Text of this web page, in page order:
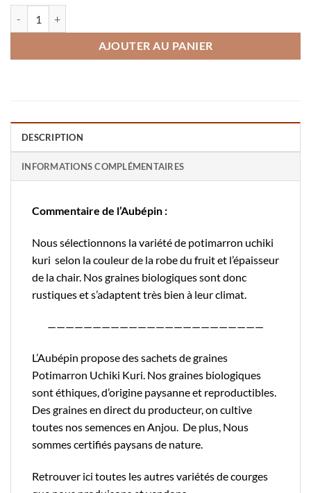
AJOUTER AU PANIER
DESCRIPTION
INFORMATIONS COMPLÉMENTAIRES
Commentaire de l’Aubépin :
Nous sélectionnons la variété de potimarron uchiki
kuri selon la couleur de la robe du fruit et l’épaisseur
de la chair. Nos graines biologiques sont donc
rustiques et s’adaptent très bien à leur climat.
————————————————————————
L’Aubépin propose des sachets de graines
Potimarron Uchiki Kuri. Nos graines biologiques
sont éthiques, d’origine paysanne et reproductibles.
Des graines en direct du producteur, on cultive
toutes nos semences en Anjou. De plus, Nous
sommes certifiés paysans de nature.
Retrouver ici toutes les autres variétés de courges